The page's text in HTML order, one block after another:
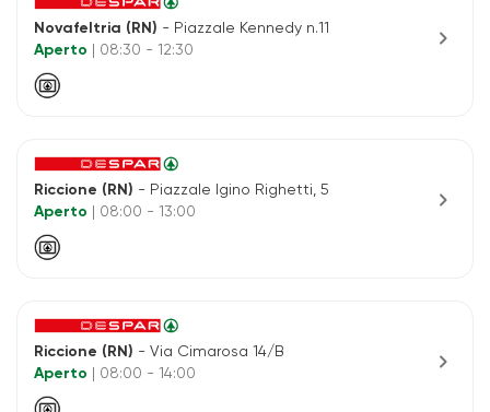
Novafeltria (RN) - Piazzale Kennedy n.11
Aperto
| 08:30 - 12:30 chevron_right
Riccione (RN) - Piazzale Igino Righetti, 5
Aperto
| 08:00 - 13:00 chevron_right
Riccione (RN) - Via Cimarosa 14/B
Aperto
| 08:00 - 14:00 chevron_right